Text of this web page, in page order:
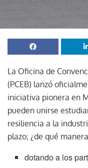
La Oficina de
(PCEB) lanzó
iniciativa pionera en
pueden unirse
resiliencia a la
plazo; ¿de qué
dotando a los